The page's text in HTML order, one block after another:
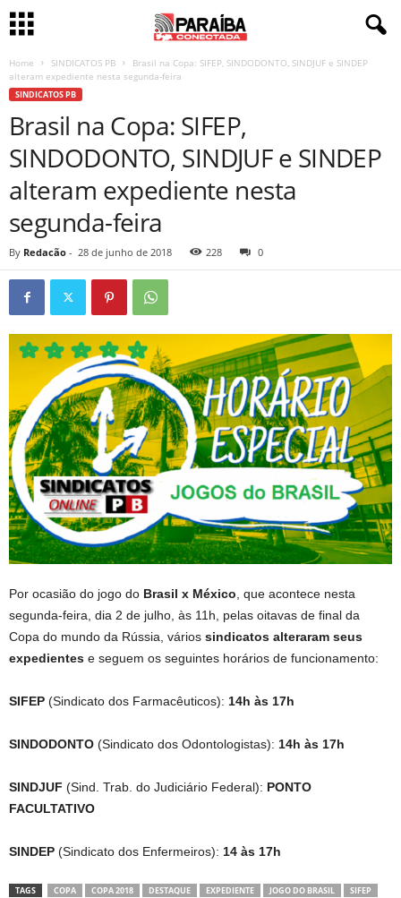
Home SINDICATOS PB
Brasil na Copa: SIFEP, SINDODONTO, SINDJUF e SINDEP
alteram expediente nesta segunda-feira
SINDICATOS PB
Brasil na Copa: SIFEP,
SINDODONTO, SINDJUF e SINDEP
alteram expediente nesta
segunda-feira
By Redacão - 28 de junho de 2018 228 0
Por ocasião do jogo do Brasil x México, que acontece nesta
segunda-feira, dia 2 de julho, às 11h, pelas oitavas de final da
Copa do mundo da Rússia, vários sindicatos alteraram seus
expedientes e seguem os seguintes horários de funcionamento:
SIFEP (Sindicato dos Farmacêuticos): 14h às 17h
SINDODONTO (Sindicato dos Odontologistas): 14h às 17h
SINDJUF (Sind. Trab. do Judiciário Federal): PONTO
FACULTATIVO
SINDEP (Sindicato dos Enfermeiros): 14 às 17h
TAGS COPA COPA 2018 DESTAQUE EXPEDIENTE JOGO DO BRASIL
SIFEP